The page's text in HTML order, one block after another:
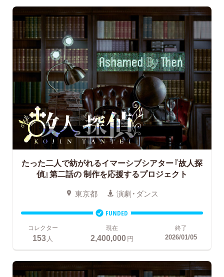
たった二人で紡がれるイマーシブシアター『故人探
偵』第二話の制作を応援するプロジェクト
東京都 演劇・ダンス
FUNDED
コレクター
153人
現在
2,400,000円
終了
2026/01/05